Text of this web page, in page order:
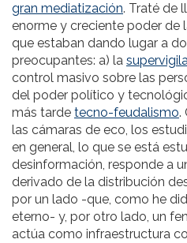
gran mediatización. Traté de
enorme y creciente poder de
que estaban dando lugar a
preocupantes: a) la
control masivo sobre las
del poder político y
más tarde tecno-feudalismo.
las cámaras de eco, los
en general, lo que se está
desinformación, responde a
derivado de la distribución
por un lado -que, como he
eterno- y, por otro lado, un
actúa como infraestructura